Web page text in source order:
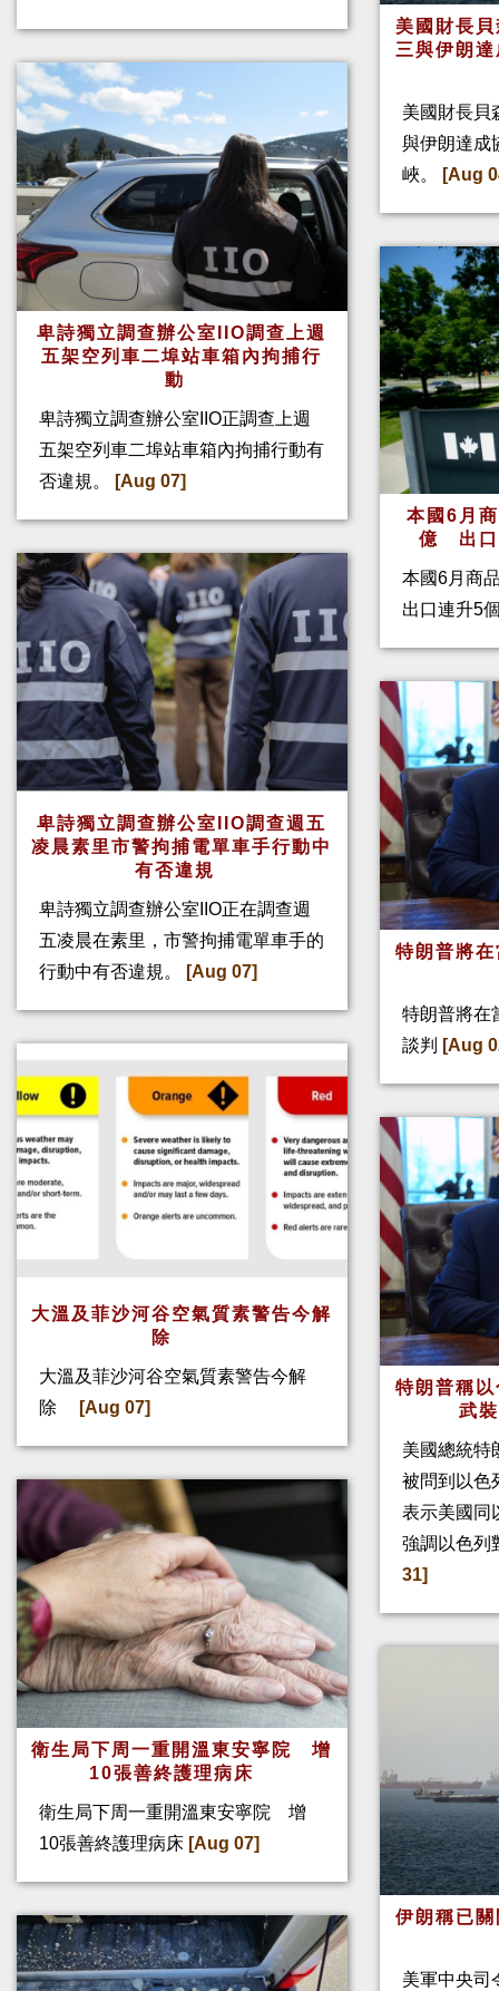
卑詩獨立調查辦公室IIO調查上週
五架空列車二埠站車箱內拘捕行
動
卑詩獨立調查辦公室IIO正調查上週
五架空列車二埠站車箱內拘捕行動有
否違規。
[Aug 07]
卑詩獨立調查辦公室IIO調查週五
凌晨素里市警拘捕電單車手行動中
有否違規
卑詩獨立調查辦公室IIO正在調查週
五凌晨在素里，市警拘捕電單車手的
行動中有否違規。
[Aug 07]
大溫及菲沙河谷空氣質素警告今解
除
大溫及菲沙河谷空氣質素警告今解
除
[Aug 07]
衛生局下周一重開溫東安寧院 增
10張善終護理病床
衛生局下周一重開溫東安寧院 增
10張善終護理病床 [Aug 07]
美國財長
三與伊朗
美國財長貝
與伊朗達成
峽。
[Aug
本國6月
億 出口
本國6月商
出口連升5
特朗普將
特朗普將在
談判
[Aug
特朗普稱
武
美國總統特
被問到以色
表示美國同
強調以色列
31]
伊朗稱已
美軍中央司